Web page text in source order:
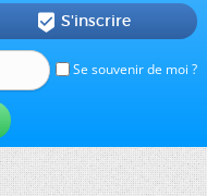
Se souvenir de moi ?
 S'inscrire